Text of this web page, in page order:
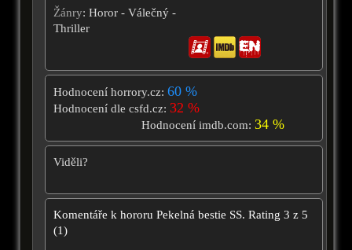
Žánry: Horor - Válečný -
Thriller
Hodnocení horrory.cz: 60 %
Hodnocení dle csfd.cz: 32 %
Hodnocení imdb.com:34 %
Viděli?
Komentáře k hororu Pekelná bestie SS. Rating 3 z 5
(1)